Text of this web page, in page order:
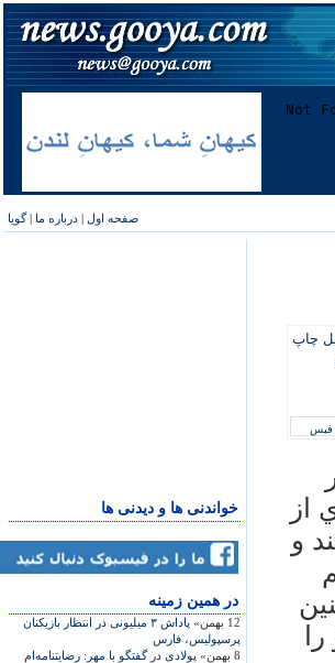
صفحه اول | درباره ما |گویا
خواندنی ها و دیدنی ها
در همين زمينه
12 بهمن»
پاداش ۳ میلیونی در انتظار بازیکنان
پرسپولیس، فارس
8 بهمن»
پولادی در گفتگو با مهر: رضایتنامه‌ام
چاپ
فیس
از
و
را